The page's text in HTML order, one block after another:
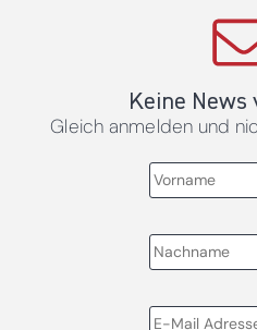
Keine News
Gleich anmelden und